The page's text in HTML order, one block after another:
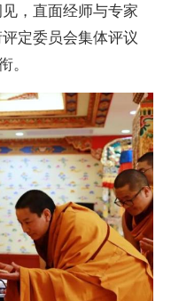
，直面经师与专家
定委员会集体评议
。